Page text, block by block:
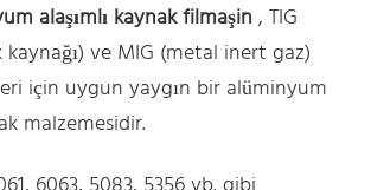
alaşımlı kaynak filmaşin , TIG
ve MIG (metal inert gaz)
için uygun yaygın bir alüminyum
malzemesidir.